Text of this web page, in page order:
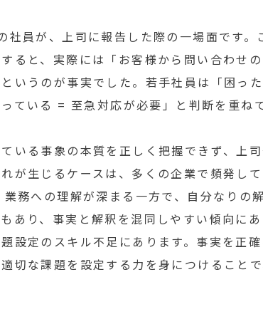
社員が、上司に報告した際の一場面です。
ると、実際には「お客様から問い合わせの
いうのが事実でした。若手社員は「困っ
ている = 至急対応が必要」と判断を重ね
いる事象の本質を正しく把握できず、上
が生じるケースは、多くの企業で頻発し
務への理解が深まる一方で、自分なりの
あり、事実と解釈を混同しやすい傾向にあ
設定のスキル不足にあります。事実を正
切な課題を設定する力を身につけること